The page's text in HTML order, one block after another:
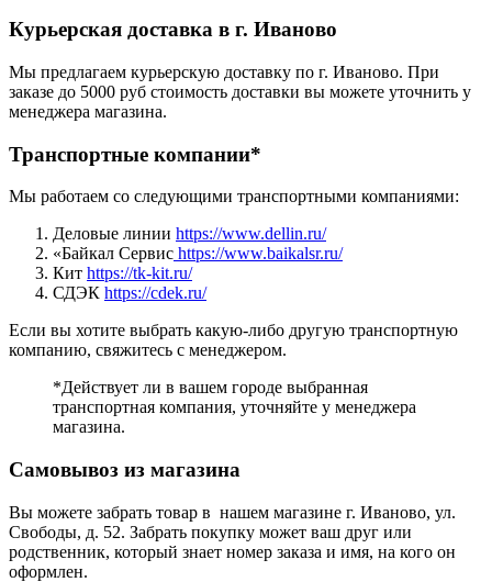
Курьерская доставка в г. Иваново
Мы предлагаем курьерскую доставку по г. Иваново. При
заказе до 5000 руб стоимость доставки вы можете уточнить у
менеджера магазина.
Транспортные компании*
Мы работаем со следующими транспортными компаниями:
Деловые линии https://www.dellin.ru/
«Байкал Сервис https://www.baikalsr.ru/
Кит https://tk-kit.ru/
СДЭК https://cdek.ru/
Если вы хотите выбрать какую-либо другую транспортную
компанию, свяжитесь с менеджером.
*Действует ли в вашем городе выбранная
транспортная компания, уточняйте у менеджера
магазина.
Самовывоз из магазина
Вы можете забрать товар в нашем магазине г. Иваново, ул.
Свободы, д. 52. Забрать покупку может ваш друг или
родственник, который знает номер заказа и имя, на кого он
оформлен.